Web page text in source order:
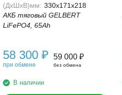
(ДхШхВ)мм: 330x171x218
АКБ тяговый GELBERT
LiFePO4, 65Ah
58 300 ₽
при обмене
59 000 ₽
без обмена
В наличии